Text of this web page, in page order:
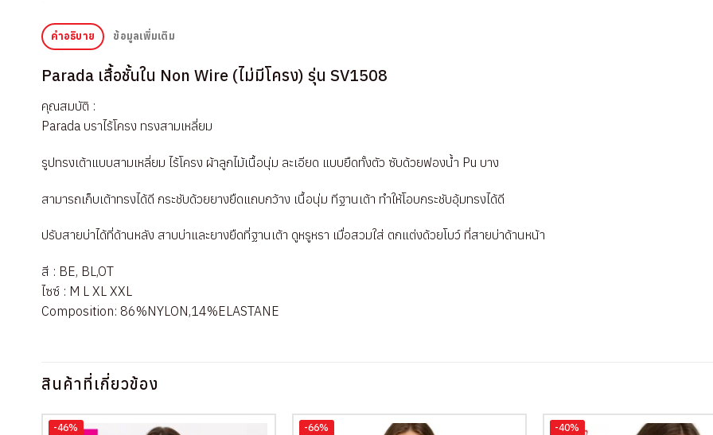
คำอธิบาย ข้อมูลเพิ่มเติม
Parada เสื้อชั้นใน Non Wire (ไม่มีโครง) รุ่น SV1508
คุณสมบัติ :
Parada บราไร้โครง ทรงสามเหลี่ยม
รูปทรงเต้าแบบสามเหลี่ยม ไร้โครง ผ้าลูกไม้เนื้อนุ่ม ละเอียด แบบยืดทั้งตัว ซับด้วยฟองน้ำ Pu บาง
สามารถเก็บเต้าทรงได้ดี กระชับด้วยยางยืดแถบกว้าง เนื้อนุ่ม ทีฐานเต้า ทำให้โอบกระชับอุ้มทรงได้ดี
ปรับสายบ่าได้ที่ด้านหลัง สาบบ่าและยางยืดที่ฐานเต้า ดูหรูหรา เมื่อสวมใส่ ตกแต่งด้วยโบว์ ที่สายบ่าด้านหน้า
สี : BE, BL,OT
ไซซ์ : M L XL XXL
Composition: 86%NYLON,14%ELASTANE
สินค้าที่เกี่ยวข้อง
-46% -66% -40%